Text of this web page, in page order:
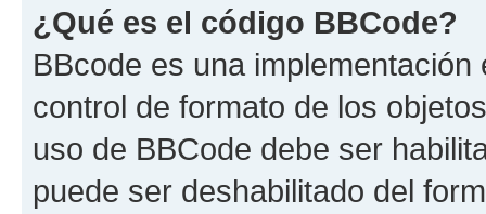
¿Qué es el código BBCode?
BBcode es una
control de formato de los
uso de BBCode debe ser
puede ser deshabilitado del